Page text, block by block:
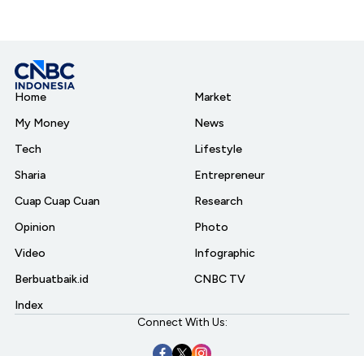
Home
My Money
Tech
Sharia
Cuap Cuap Cuan
Opinion
Video
Berbuatbaik.id
Index
Market
News
Lifestyle
Entrepreneur
Research
Photo
Infographic
CNBC TV
Connect With Us: